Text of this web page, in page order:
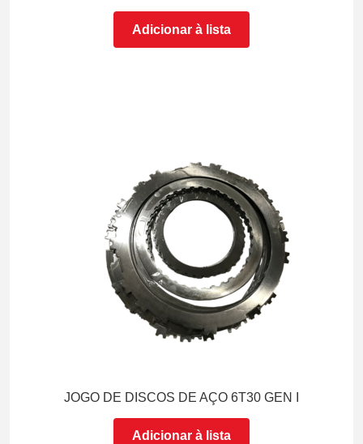
Adicionar à lista
JOGO DE DISCOS DE AÇO 6T30 GEN I
Adicionar à lista